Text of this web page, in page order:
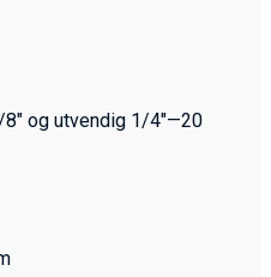
og utvendig 1/4″—20